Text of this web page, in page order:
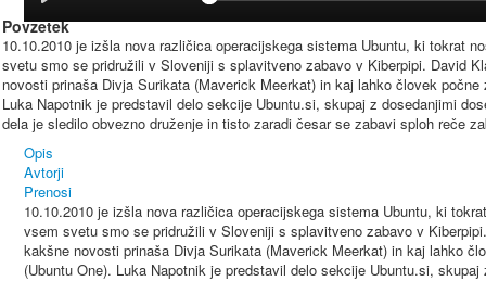
Povzetek
10.10.2010 je izšla nova različica operacijskega sistema Ubuntu, ki tokrat
svetu smo se pridružili v Sloveniji s splavitveno zabavo v Kiberpipi. David
novosti prinaša Divja Surikata (Maverick Meerkat) in kaj lahko človek
Luka Napotnik je predstavil delo sekcije Ubuntu.si, skupaj z dosedanjimi
dela je sledilo obvezno druženje in tisto zaradi česar se zabavi sploh reče
Opis
Avtorji
Prenosi
10.10.2010 je izšla nova različica operacijskega sistema Ubuntu, ki
vsem svetu smo se pridružili v Sloveniji s splavitveno zabavo v
kakšne novosti prinaša Divja Surikata (Maverick Meerkat) in kaj lahko
(Ubuntu One). Luka Napotnik je predstavil delo sekcije Ubuntu.si,